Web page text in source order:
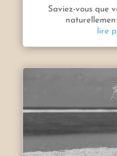
Saviez-vous que
lire